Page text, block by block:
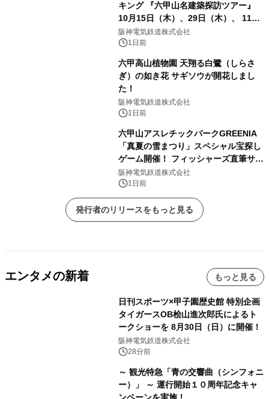
キング 『六甲山名建築探訪ツアー』
10月15日（木）、29日（木）、 11月
5日（木）、12日（木）に開催！
阪神電気鉄道株式会社
1日前
六甲高山植物園 天翔る白鷺（しらさ
ぎ）の如き花 サギソウが開花しまし
た！
阪神電気鉄道株式会社
1日前
六甲山アスレチックパークGREENIA
「真夏の雪まつり」スペシャル宝探し
ゲーム開催！ フィッシャーズ直筆サイ
ン色紙など豪華景品が登場！
阪神電気鉄道株式会社
1日前
発行者のリリースをもっと見る
エンタメの新着 もっと見る
日刊スポーツ×甲子園歴史館 特別企画
タイガースOB桧山進次郎氏によるト
ークショーを 8月30日（日）に開催！
阪神電気鉄道株式会社
28分前
～ 観光特急「青の交響曲（シンフォニ
ー）」 ～ 運行開始１０周年記念キャ